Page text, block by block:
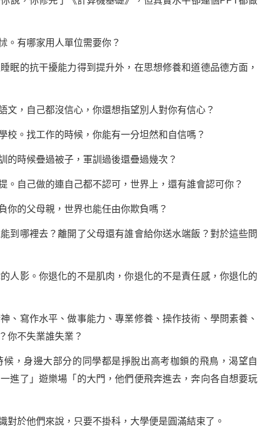
。有哪家用人單位需要你？
眠的抗干擾能力得到提升外，在思想修養和道德品德方面，
，自己都沒信心，你還想指望別人對你有信心？
校。找工作的時候，你能有一分坦然和 自信嗎？
的時候疊過被子，軍訓過後還疊過幾次？
自己做的連自己都不認可，世界上，還有誰會認可你？
你的父母親，世界也能任由你欺負嗎？
到哪裡去？離開了父母還有誰會給你送水端飯？對於這些問
人影。你退化的不是肌肉，你退化的不是責任感，你退化的
、寫作水平、做事能力、專業修養、操作技術、學問素養、
你不失業誰失業？
，身邊大部分的同學都是掙脫出高考枷鎖的飛鳥，渴望自
進了」遊樂場「的大門，他們便飛奔進去，奔向各自想要玩
於他們來說，只要不掛科，大學便是圓滿結束了。